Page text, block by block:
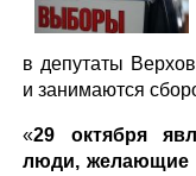
в депутаты
и занимаются
«29 октября
люди, желающие